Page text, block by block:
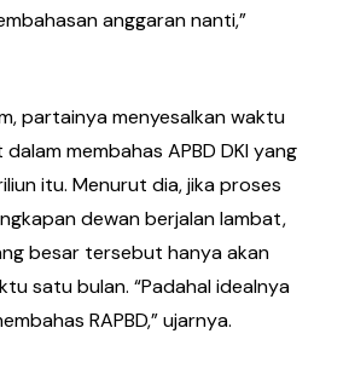
anggaran nanti,”
partainya menyesalkan waktu
membahas APBD DKI yang
itu. Menurut dia, jika proses
dewan berjalan lambat,
besar tersebut hanya akan
satu bulan. “Padahal idealnya
RAPBD,” ujarnya.